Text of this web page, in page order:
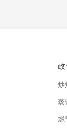
政
炒
蒸
燃